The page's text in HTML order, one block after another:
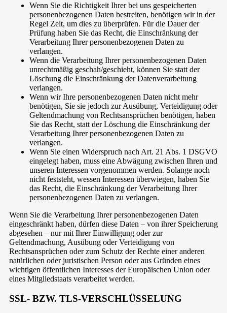
Wenn Sie die Richtigkeit Ihrer bei uns gespeicherten
personenbezogenen Daten bestreiten, benötigen wir in der
Regel Zeit, um dies zu überprüfen. Für die Dauer der
Prüfung haben Sie das Recht, die Einschränkung der
Verarbeitung Ihrer personenbezogenen Daten zu
verlangen.
Wenn die Verarbeitung Ihrer personenbezogenen Daten
unrechtmäßig geschah/geschieht, können Sie statt der
Löschung die Einschränkung der Datenverarbeitung
verlangen.
Wenn wir Ihre personenbezogenen Daten nicht mehr
benötigen, Sie sie jedoch zur Ausübung, Verteidigung oder
Geltendmachung von Rechtsansprüchen benötigen, haben
Sie das Recht, statt der Löschung die Einschränkung der
Verarbeitung Ihrer personenbezogenen Daten zu
verlangen.
Wenn Sie einen Widerspruch nach Art. 21 Abs. 1 DSGVO
eingelegt haben, muss eine Abwägung zwischen Ihren und
unseren Interessen vorgenommen werden. Solange noch
nicht feststeht, wessen Interessen überwiegen, haben Sie
das Recht, die Einschränkung der Verarbeitung Ihrer
personenbezogenen Daten zu verlangen.
Wenn Sie die Verarbeitung Ihrer personenbezogenen Daten
eingeschränkt haben, dürfen diese Daten – von ihrer Speicherung
abgesehen – nur mit Ihrer Einwilligung oder zur
Geltendmachung, Ausübung oder Verteidigung von
Rechtsansprüchen oder zum Schutz der Rechte einer anderen
natürlichen oder juristischen Person oder aus Gründen eines
wichtigen öffentlichen Interesses der Europäischen Union oder
eines Mitgliedstaats verarbeitet werden.
SSL- BZW. TLS-VERSCHLÜSSELUNG